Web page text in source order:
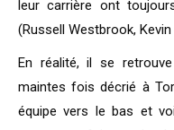
leur carrière ont
(Russell Westbrook, Kevin
En réalité, il se
maintes fois décrié à
équipe vers le bas et